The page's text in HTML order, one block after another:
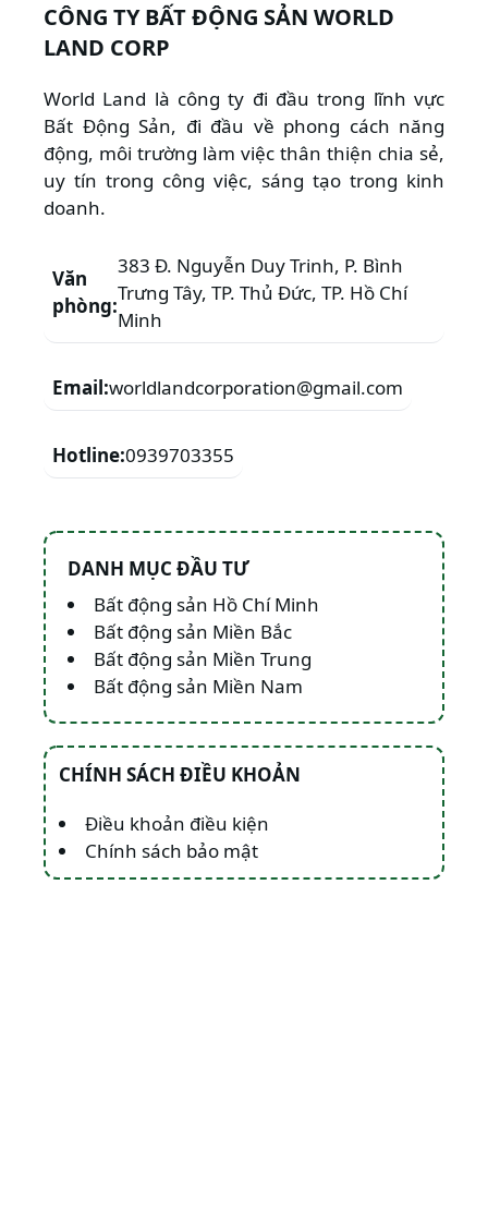
CÔNG TY BẤT ĐỘNG SẢN WORLD
LAND CORP
World Land là công ty đi đầu trong lĩnh vực
Bất Động Sản, đi đầu về phong cách năng
động, môi trường làm việc thân thiện chia sẻ,
uy tín trong công việc, sáng tạo trong kinh
doanh.
Văn
phòng:
383 Đ. Nguyễn Duy Trinh, P. Bình
Trưng Tây, TP. Thủ Đức, TP. Hồ Chí
Minh
Email:worldlandcorporation@gmail.com
Hotline:0939703355
DANH MỤC ĐẦU TƯ
Bất động sản Hồ Chí Minh
Bất động sản Miền Bắc
Bất động sản Miền Trung
Bất động sản Miền Nam
CHÍNH SÁCH ĐIỀU KHOẢN
Điều khoản điều kiện
Chính sách bảo mật